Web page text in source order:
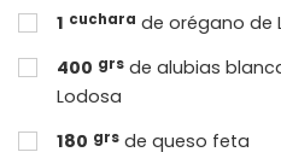
1 cuchara de orégano de
400 grs de alubias
Lodosa
180 grs de queso feta